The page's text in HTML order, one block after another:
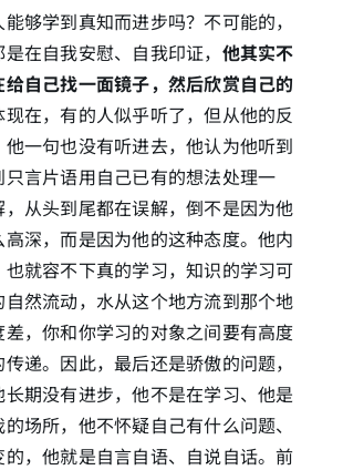
够学到真知而进步吗？不可能的，
在自我安慰、自我印证， 他其实不
自己找一面镜子，然后欣赏自己的
在，有的人似乎听了，但从他的反
一句也没有听进去，他认为他听到
言片语用自己已有的想法处理一
从头到尾都在误解，倒不是因为他
深，而是因为他的这种态度。他内
就容不下真的学习，知识的学习可
然流动，水从这个地方流到那个地
，你和你学习的对象之间要有高度
递。因此，最后还是骄傲的问题，
期没有进步，他不是在学习、他是
场所，他不怀疑自己有什么问题、
，他就是自言自语、自说自话。前